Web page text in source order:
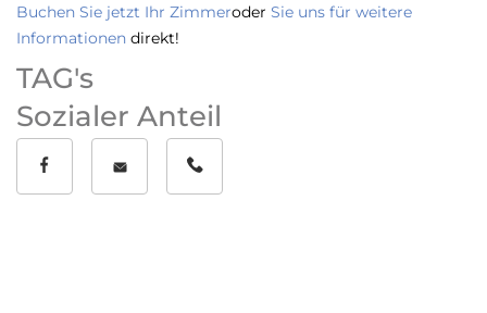
Buchen Sie jetzt Ihr Zimmeroder Sie uns für weitere
Informationen direkt!
TAG's
Sozialer Anteil